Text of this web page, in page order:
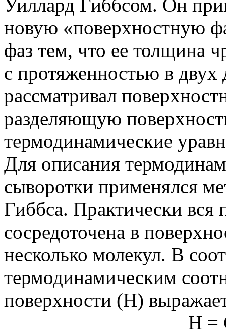
Уиллард Гиббсом. Он
новую «поверхностную
фаз тем, что ее толщина
с протяженностью в
рассматривал
разделяющую
термодинамические
Для описания
сыворотки применялся
Гиббса. Практически вся
сосредоточена в
несколько молекул. В
термодинамическим
поверхности (H)
H =